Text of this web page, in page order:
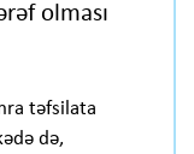
olması
təfsilata
də,